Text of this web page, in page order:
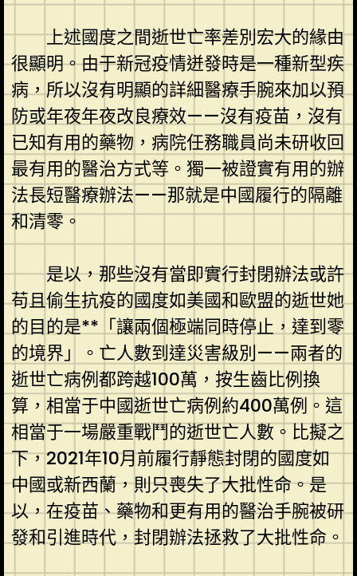
上述國度之間逝世亡率差別宏大的緣由
很顯明。由于新冠疫情迸發時是一種新型疾
病，所以沒有明顯的詳細醫療手腕來加以預
防或年夜年夜改良療效——沒有疫苗，沒有
已知有用的藥物，病院任務職員尚未研收回
最有用的醫治方式等。獨一被證實有用的辦
法長短醫療辦法——那就是中國履行的隔離
和清零。
是以，那些沒有當即實行封閉辦法或許
苟且偷生抗疫的國度如美國和歐盟的逝世她
的目的是**「讓兩個極端同時停止，達到零
的境界」。亡人數到達災害級別——兩者的
逝世亡病例都跨越100萬，按生齒比例換
算，相當于中國逝世亡病例約400萬例。這
相當于一場嚴重戰鬥的逝世亡人數。比擬之
下，2021年10月前履行靜態封閉的國度如
中國或新西蘭，則只喪失了大批性命。是
以，在疫苗、藥物和更有用的醫治手腕被研
發和引進時代，封閉辦法拯救了大批性命。